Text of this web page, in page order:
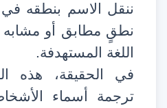
ننقل الاسم بنطقه في
نطقٍ مطابق أو
اللغة المستهدفة.
في الحقيقة، هذه
ترجمة أسماء